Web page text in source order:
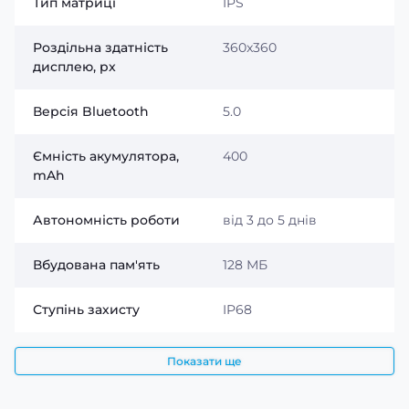
хакі довжиною 25,5 см і шириною 22 мм гарантує
дизайн чудово доповнює спортивний, повсякденний і
мілітарі-стиль.
Роздільна здатність
дисплею, px
360x360
Версія Bluetooth 5.0
Ємність акумулятора,
mAh
400
Автономність роботи від 3 до 5 днів
Вбудована пам'ять 128 МБ
Ступінь захисту IP68
Показати ще